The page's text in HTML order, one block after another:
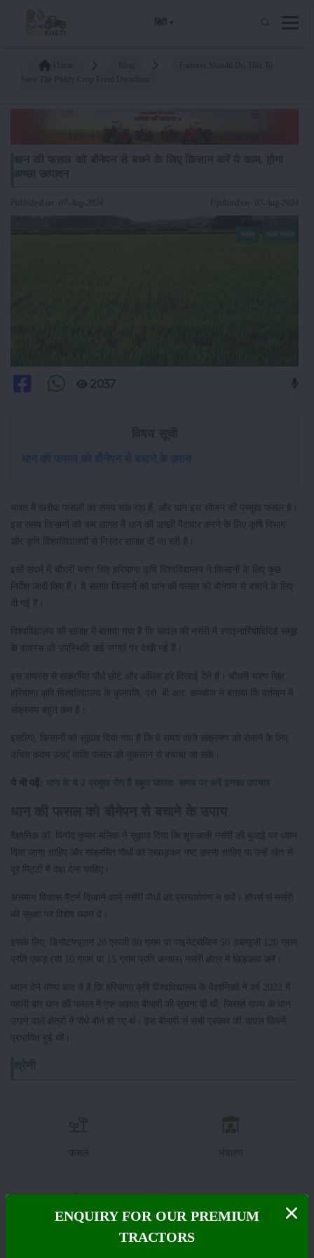
हिंदी
Published on: 07-Aug-2024 Updated on: 07-Aug-2024
2037
धान की फसल को बौनेपन से बचाने के उपाय
भारत में खरीफ फसलों का समय चल रहा है, और धान इस सीजन की प्रमुख फसल है।
इस समय किसानों को कम लागत में धान की अच्छी पैदावार करने के लिए कृषि विभाग
और कृषि विश्वविद्यालयों से निरंतर सलाह दी जा रही है।
इसी संदर्भ में चौधरी चरण सिंह हरियाणा कृषि विश्वविद्यालय ने किसानों के लिए कुछ
निर्देश जारी किए हैं। ये सलाह किसानों को धान की फसल को बौनेपन से बचाने के लिए
दी गई है।
विश्वविद्यालय की सलाह में बताया गया है कि चावल की नर्सरी में स्पाइनारियोविरिडे समूह
के वायरस की उपस्थिति कई जगहों पर देखी गई है।
इस वायरस से संक्रमित पौधे छोटे और अधिक हरे दिखाई देते हैं। चौधरी चरण सिंह
हरियाणा कृषि विश्वविद्यालय के कुलपति, प्रो. बी.आर. काम्बोज ने बताया कि वर्तमान में
संक्रमण बहुत कम है।
इसलिए, किसानों को सुझाव दिया गया है कि वे समय रहते संक्रमण को रोकने के लिए
उचित कदम उठाएं ताकि फसल को नुकसान से बचाया जा सके।
ये भी पढ़ें: धान के ये 2 प्रमुख रोग है बहुत घातक, समय पर करें इनका उपचार
वैज्ञानिक डॉ. विनोद कुमार मलिक ने सुझाव दिया कि शुरुआती नर्सरी की बुआई पर ध्यान
दिया जाना चाहिए और संक्रमित पौधों को उखाड़कर नष्ट करना चाहिए या उन्हें खेत से
दूर मिट्टी में दबा देना चाहिए।
असमान विकास पैटर्न दिखाने वाले नर्सरी पौधों को प्रत्यारोपण न करें। हॉपर्स से नर्सरी
की सुरक्षा पर विशेष ध्यान दें।
इसके लिए, डिनोटफ्यूरान 20 एसजी 80 ग्राम या पाइमेट्रोजिन 50 डब्ल्यूजी 120 ग्राम
प्रति एकड़ (या 10 ग्राम या 15 ग्राम प्रति कनाल) नर्सरी क्षेत्र में छिड़काव करें।
ध्यान देने योग्य बात ये है कि हरियाणा कृषि विश्वविद्यालय के वैज्ञानिकों ने वर्ष 2022 में
पहली बार धान की फसल में एक अज्ञात बीमारी की सूचना दी थी, जिससे राज्य के धान
उगाने वाले क्षेत्रों में पौधे बौने हो गए थे। इस बीमारी से सभी प्रकार की चावल किस्में
प्रभावित हुई थीं।
फसल भंडारण
ENQUIRY FOR OUR PREMIUM
TRACTORS